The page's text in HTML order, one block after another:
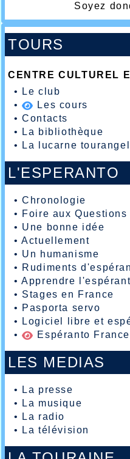
TOURS
CENTRE CULTUREL
•
Le club
•
Les cours
•Contacts
•
La bibliothèque
•
La lucarne
L'ESPERANTO
•Chronologie
• Foire aux Questions
• Une bonne idée
•Actuellement
• Un humanisme
• Rudiments
•Apprendre
• Stages en France
• Pasporta servo
•
Logiciel libre et
•
Espéranto France
LES MEDIAS
•
La presse
•
La musique
•
La radio
•
La télévision
Soyez